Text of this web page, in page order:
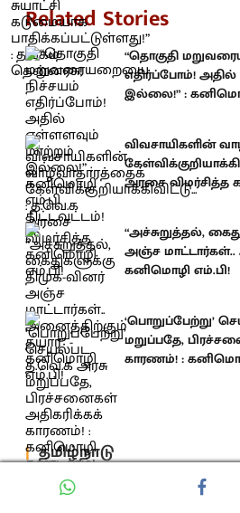
Related Stories
“தொகுதி
எதிர்ப்போம்!
இல்லை!” :
விவசாயிகளின்
அரசை விமர்சித்த
“அச்சுறுத்தல்,
அஞ்ச மாட்டார்கள்..
கனிமொழி எம்.பி!
‘பொறுப்பேற்று’
மறுப்பதே,
காரணம்! :
தமிழ்நாடு
ஆபத்தான FCRA